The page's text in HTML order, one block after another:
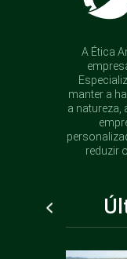
A Ética
manter a
a natureza,
reduzir